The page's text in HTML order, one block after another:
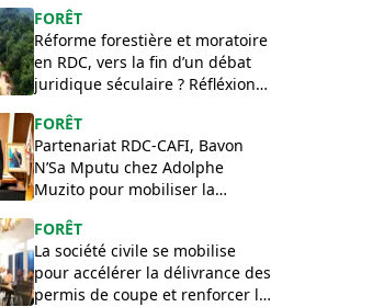
FORÊT
Réforme forestière et moratoire
en RDC, vers la fin d’un débat
juridique séculaire ? Réfléxion
FORÊT
Partenariat RDC-CAFI, Bavon
N’Sa Mputu chez Adolphe
Muzito pour mobiliser la
FORÊT
La société civile se mobilise
pour accélérer la délivrance des
permis de coupe et renforcer le